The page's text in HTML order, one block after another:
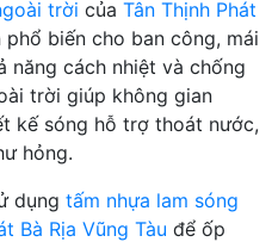
trời của Tân Thịnh Phát
phổ biến cho ban công, mái
năng cách nhiệt và chống
trời giúp không gian
kế sóng hỗ trợ thoát nước,
hỏng.
dụng tấm nhựa lam sóng
Bà Rịa Vũng Tàu để ốp